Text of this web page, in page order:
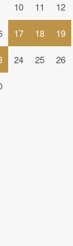
10 11 12
17 18 19
24 25 26